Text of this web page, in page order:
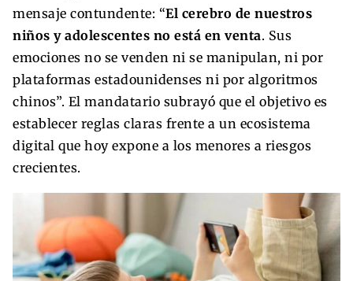
mensaje contundente: “El cerebro de nuestros
niños y adolescentes no está en venta. Sus
emociones no se venden ni se manipulan, ni por
plataformas estadounidenses ni por algoritmos
chinos”. El mandatario subrayó que el objetivo es
establecer reglas claras frente a un ecosistema
digital que hoy expone a los menores a riesgos
crecientes.